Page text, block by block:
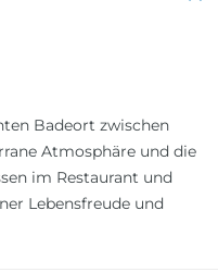
Badeort zwischen
Atmosphäre und die
im Restaurant und
Lebensfreude und